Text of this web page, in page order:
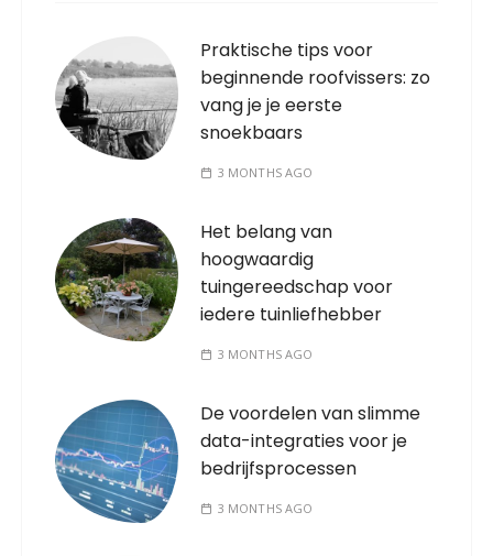
Praktische tips voor
beginnende roofvissers: zo
vang je je eerste
snoekbaars
3 MONTHS AGO
Het belang van
hoogwaardig
tuingereedschap voor
iedere tuinliefhebber
3 MONTHS AGO
De voordelen van slimme
data-integraties voor je
bedrijfsprocessen
3 MONTHS AGO